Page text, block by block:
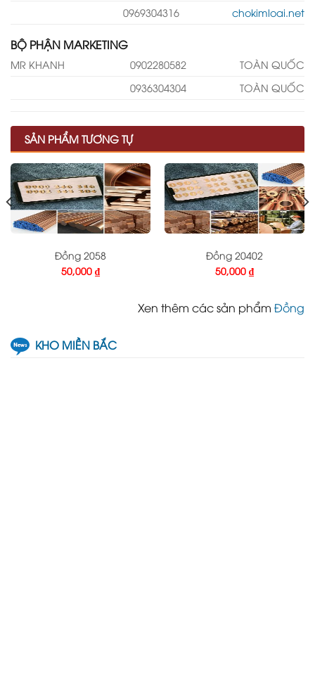
0969304316
chokimloai.net
BỘ PHẬN MARKETING
MR KHANH 0902280582
TOÀN QUỐC
0936304304
TOÀN QUỐC
SẢN PHẨM TƯƠNG TỰ
Đồng 2058
50,000 ₫
Đồng 20402
50,000 ₫
Xen thêm các sản phẩm Đồng
KHO MIỀN BẮC